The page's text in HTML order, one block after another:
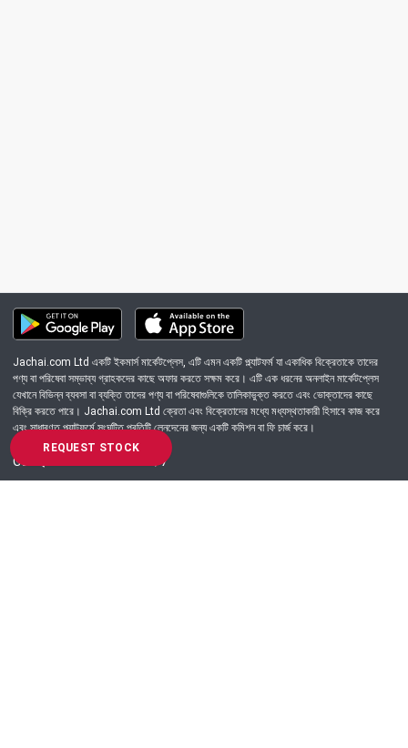
REQUEST STOCK
Jachai.com Ltd একটি ইকমার্স মার্কেটপ্লেস, এটি এমন একটি প্ল্যাটফর্ম যা একাধিক বিক্রেতাকে তাদের
পণ্য বা পরিষেবা সম্ভাব্য গ্রাহকদের কাছে অফার করতে সক্ষম করে। এটি এক ধরনের অনলাইন মার্কেটপ্লেস
যেখানে বিভিন্ন ব্যবসা বা ব্যক্তি তাদের পণ্য বা পরিষেবাগুলিকে তালিকাভুক্ত করতে এবং ভোক্তাদের কাছে
বিক্রি করতে পারে। Jachai.com Ltd ক্রেতা এবং বিক্রেতাদের মধ্যে মধ্যস্থতাকারী হিসাবে কাজ করে
এবং সাধারণত প্ল্যাটফর্মে সংঘটিত প্রতিটি লেনদেনের জন্য একটি কমিশন বা ফি চার্জ করে।
Got Question? Call us 24/7